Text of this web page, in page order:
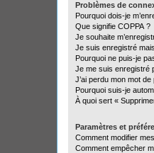
Problèmes de
Pourquoi dois-je
Que signifie COPPA ?
Je souhaite
Je suis enregistré
Pourquoi ne puis-je
Je me suis enregistré
J’ai perdu mon mot de
Pourquoi suis-je
À quoi sert «
Paramètres et
Comment modifier
Comment empêcher